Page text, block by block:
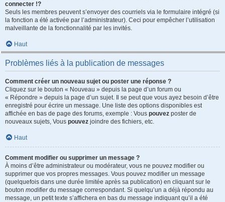
connecter !?
Seuls les membres peuvent s’envoyer des courriels via le formulaire intégré (si
la fonction a été activée par l’administrateur). Ceci pour empêcher l’utilisation
malveillante de la fonctionnalité par les invités.
Haut
Problèmes liés à la publication de messages
Comment créer un nouveau sujet ou poster une réponse ?
Cliquez sur le bouton « Nouveau » depuis la page d’un forum ou
« Répondre » depuis la page d’un sujet. Il se peut que vous ayez besoin d’être
enregistré pour écrire un message. Une liste des options disponibles est
affichée en bas de page des forums, exemple : Vous pouvez poster de
nouveaux sujets, Vous pouvez joindre des fichiers, etc.
Haut
Comment modifier ou supprimer un message ?
À moins d’être administrateur ou modérateur, vous ne pouvez modifier ou
supprimer que vos propres messages. Vous pouvez modifier un message
(quelquefois dans une durée limitée après sa publication) en cliquant sur le
bouton modifierdu message correspondant. Si quelqu’un a déjà répondu au
message, un petit texte s’affichera en bas du message indiquant qu’il a été